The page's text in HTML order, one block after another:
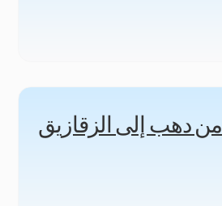
من دهب إلى الزقازيق